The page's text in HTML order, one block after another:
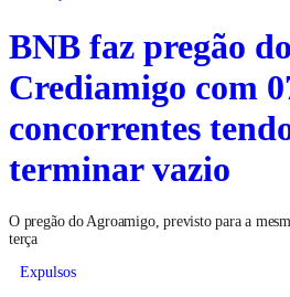
BNB faz pregão
Crediamigo com
concorrentes tendo
O pregão do Agroamigo, previsto para a
terça